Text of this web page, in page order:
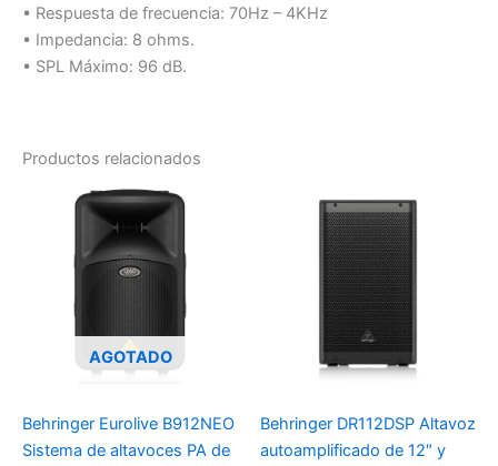
• Respuesta de frecuencia: 70Hz – 4KHz
• Impedancia: 8 ohms.
• SPL Máximo: 96 dB.
Productos relacionados
AGOTADO
Behringer Eurolive B912NEO
Sistema de altavoces PA de
Behringer DR112DSP Altavoz
autoamplificado de 12″ y